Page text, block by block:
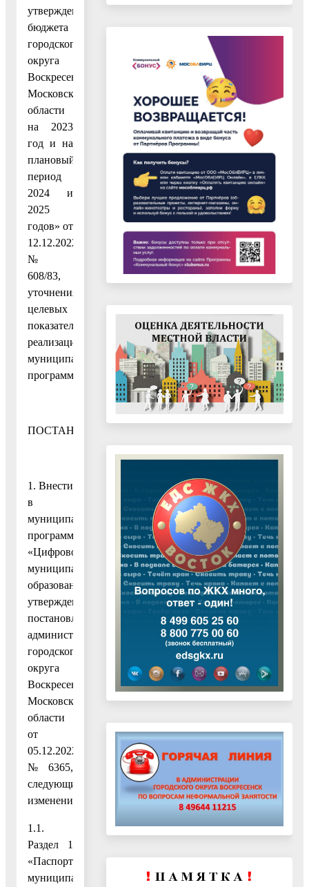
утверждении
бюджета
городского
округа
Воскресенск
Московской
области
на 2023
год и на
плановый
период
2024 и
2025
годов» от
12.12.2022
№
608/83,
уточнения
целевых
показателей
реализации
муниципальной
программы
ПОСТАНОВЛЯЮ:
1. Внести
в
муниципальную
программу
«Цифровое
муниципальное
образование»,
утвержденную
постановлением
администрации
городского
округа
Воскресенск
Московской
области
от
05.12.2022
№ 6365,
следующие
изменения:
1.1.
Раздел 1
«Паспорт
муниципальной